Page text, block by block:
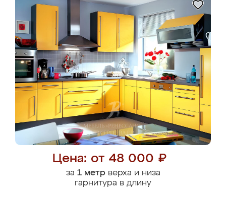
Цена: от 48 000 ₽
за 1 метрверха и низа
гарнитура в длину